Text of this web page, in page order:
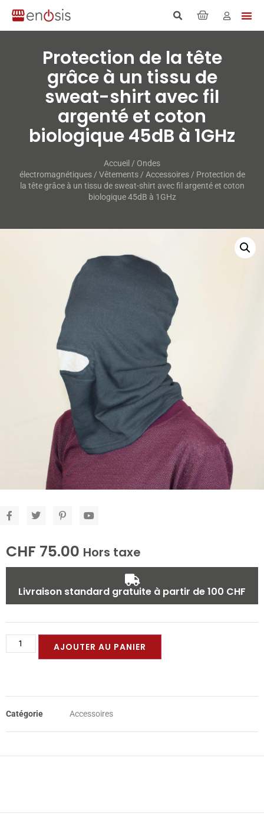
Protection de la tête
grâce à un tissu de
sweat-​shirt avec fil
argenté et coton
biologique 45dB à 1GHz
Accueil / Ondes
électromagnétiques/ Vêtements/ Accessoires/ Protection de
la tête grâce à un tissu de sweat-​shirt avec fil argenté et coton
biologique 45dB à 1GHz
CHF 75.00 Hors taxe
Livraison standard gratuite à partir de 100 CHF
AJOUTER AU PANIER
Catégorie Accessoires